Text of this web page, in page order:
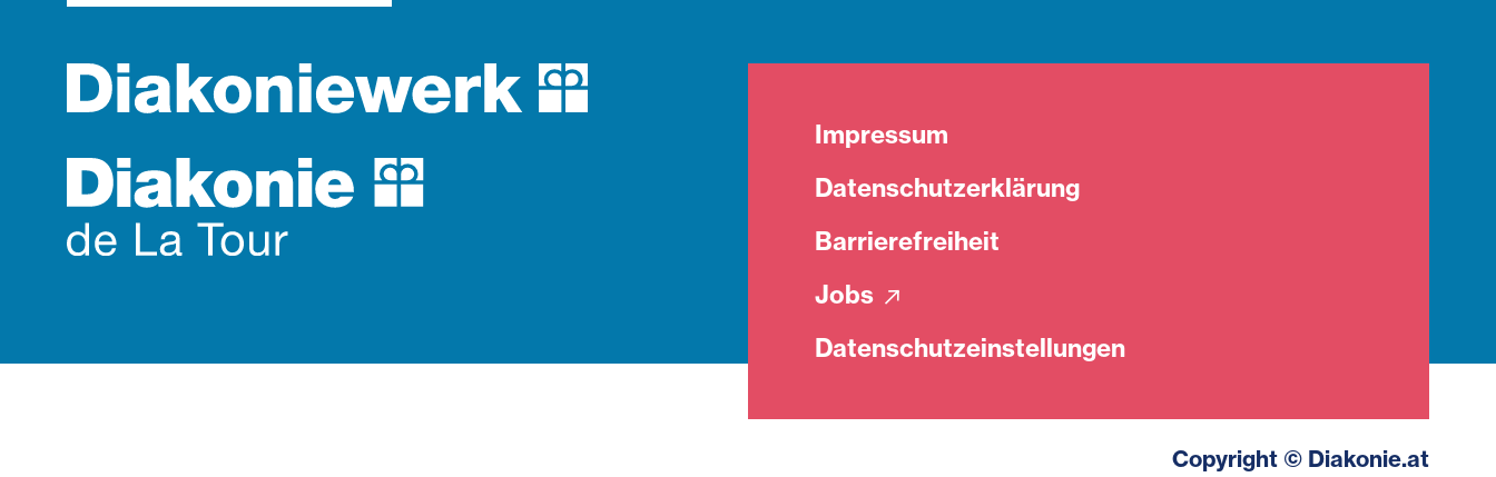
Impressum
Datenschutzerklärung
Barrierefreiheit
Jobs
Datenschutzeinstellungen
Copyright © Diakonie.at